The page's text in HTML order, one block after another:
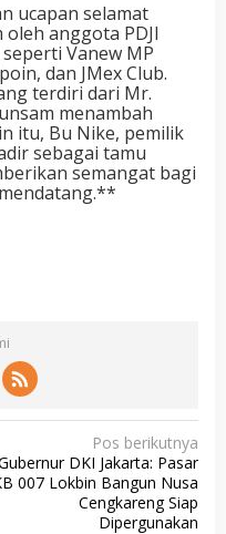
ucapan selamat
anggota PDJI
Vanew MP
dan JMex Club.
terdiri dari Mr.
menambah
itu, Bu Nike, pemilik
sebagai tamu
semangat bagi
Pos berikutnya
DKI Jakarta: Pasar
007 Lokbin Bangun Nusa
Cengkareng Siap
Dipergunakan